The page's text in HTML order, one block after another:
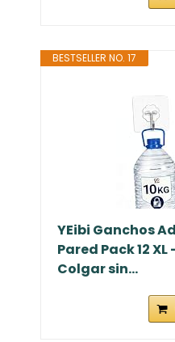
BESTSELLER NO. 17
YEibi Ganchos
Pared Pack 12
Colgar sin...